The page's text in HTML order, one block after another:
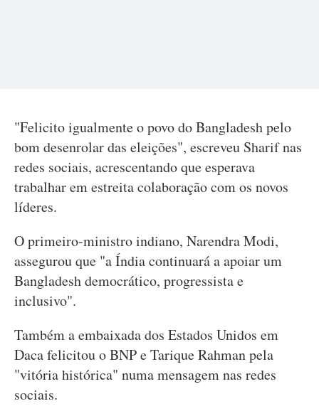
"Felicito igualmente o povo do Bangladesh pelo
bom desenrolar das eleições", escreveu Sharif nas
redes sociais, acrescentando que esperava
trabalhar em estreita colaboração com os novos
líderes.
O primeiro-ministro indiano, Narendra Modi,
assegurou que "a Índia continuará a apoiar um
Bangladesh democrático, progressista e
inclusivo".
Também a embaixada dos Estados Unidos em
Daca felicitou o BNP e Tarique Rahman pela
"vitória histórica" numa mensagem nas redes
sociais.